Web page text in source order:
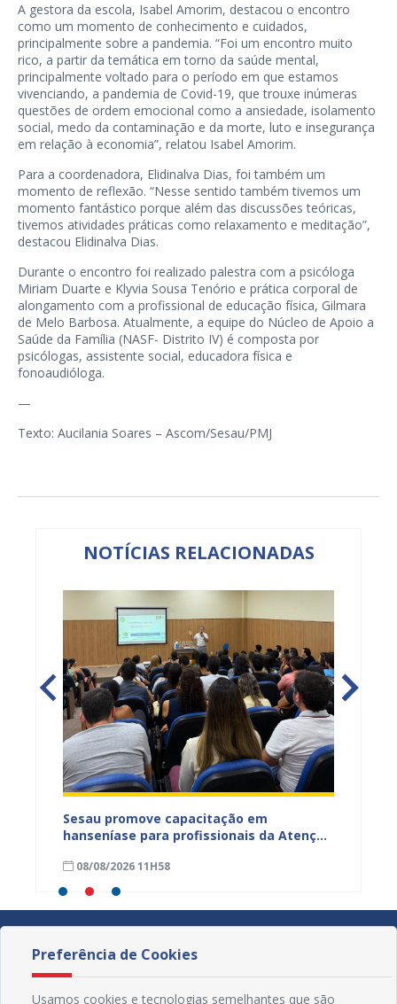
A gestora da escola, Isabel Amorim, destacou o encontro
como um momento de conhecimento e cuidados,
principalmente sobre a pandemia. “Foi um encontro muito
rico, a partir da temática em torno da saúde mental,
principalmente voltado para o período em que estamos
vivenciando, a pandemia de Covid-19, que trouxe inúmeras
questões de ordem emocional como a ansiedade, isolamento
social, medo da contaminação e da morte, luto e insegurança
em relação à economia”, relatou Isabel Amorim.
Para a coordenadora, Elidinalva Dias, foi também um
momento de reflexão. “Nesse sentido também tivemos um
momento fantástico porque além das discussões teóricas,
tivemos atividades práticas como relaxamento e meditação”,
destacou Elidinalva Dias.
Durante o encontro foi realizado palestra com a psicóloga
Miriam Duarte e Klyvia Sousa Tenório e prática corporal de
alongamento com a profissional de educação física, Gilmara
de Melo Barbosa. Atualmente, a equipe do Núcleo de Apoio a
Saúde da Família (NASF- Distrito IV) é composta por
psicólogas, assistente social, educadora física e
fonoaudióloga.
—
Texto: Aucilania Soares – Ascom/Sesau/PMJ
NOTÍCIAS RELACIONADAS
Sesau promove capacitação em
hanseníase para profissionais da Atenção
08/08/2026 11H58
Preferência de Cookies
Usamos cookies e tecnologias semelhantes que são